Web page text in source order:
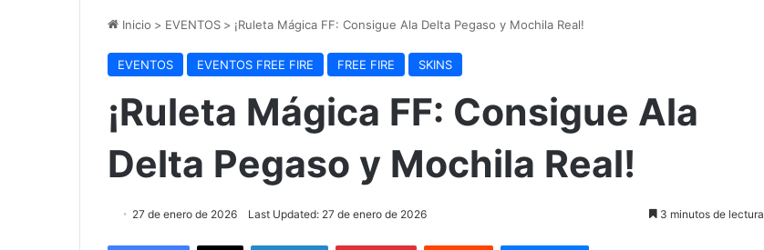
Inicio > EVENTOS > ¡Ruleta Mágica FF: Consigue Ala Delta Pegaso y Mochila Real!
EVENTOS EVENTOS FREE FIRE FREE FIRE SKINS
¡Ruleta Mágica FF: Consigue Ala
Delta Pegaso y Mochila Real!
27 de enero de 2026 Last Updated: 27 de enero de 2026 3 minutos de lectura